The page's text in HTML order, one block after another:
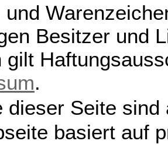
und
Besitzer und
gilt
.
dieser Seite
basiert auf